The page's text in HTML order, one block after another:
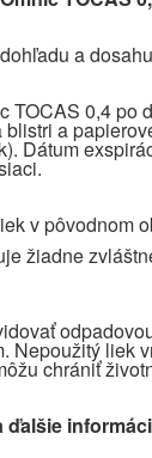
a
TOCAS 0,4 po
blistri a
Dátum
v pôvodnom
žiadne
Nepoužitý liek
chrániť
ďalšie